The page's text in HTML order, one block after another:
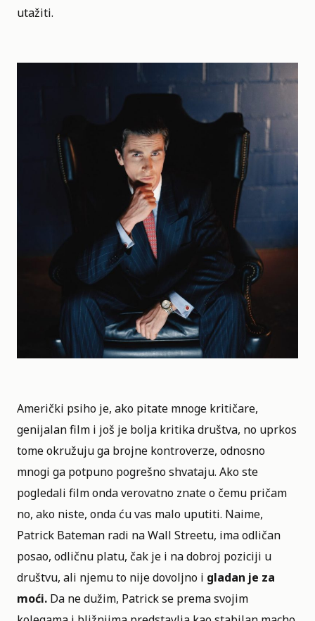
utažiti.
Američki psiho je, ako pitate mnoge kritičare,
genijalan film i još je bolja kritika društva, no uprkos
tome okružuju ga brojne kontroverze, odnosno
mnogi ga potpuno pogrešno shvataju. Ako ste
pogledali film onda verovatno znate o čemu pričam
no, ako niste, onda ću vas malo uputiti. Naime,
Patrick Bateman radi na Wall Streetu, ima odličan
posao, odličnu platu, čak je i na dobroj poziciji u
društvu, ali njemu to nije dovoljno i gladan je za
moći. Da ne dužim, Patrick se prema svojim